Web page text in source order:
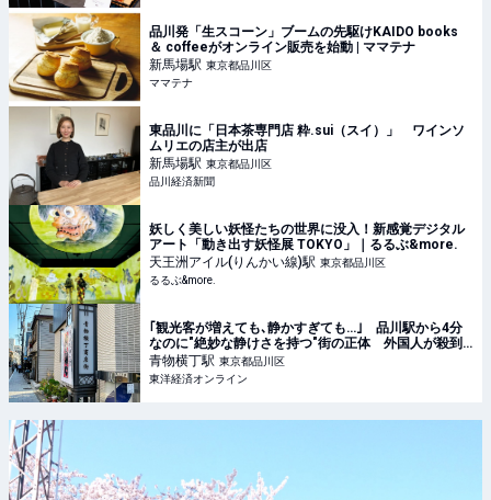
品川発「生スコーン」ブームの先駆けKAIDO books
＆ coffeeがオンライン販売を始動 | ママテナ
新馬場駅 東京都品川区
ママテナ
東品川に「日本茶専門店 粋.sui（スイ）」 ワインソ
ムリエの店主が出店
新馬場駅 東京都品川区
品川経済新聞
妖しく美しい妖怪たちの世界に没入！新感覚デジタル
アート「動き出す妖怪展 TOKYO」｜るるぶ&more.
天王洲アイル(りんかい線)駅 東京都品川区
るるぶ&more.
｢観光客が増えても､静かすぎても…｣ 品川駅から4分
なのに"絶妙な静けさを持つ"街の正体 外国人が殺到､
密かに人気を集める理由
青物横丁駅 東京都品川区
東洋経済オンライン